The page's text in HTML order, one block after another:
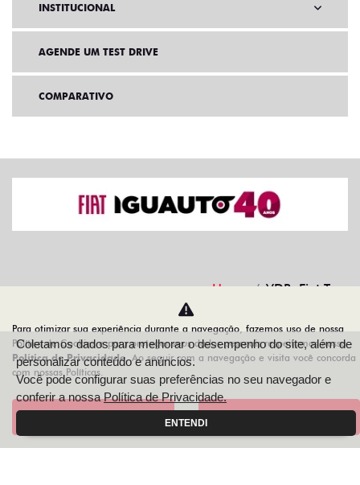
INSTITUCIONAL
AGENDE UM TEST DRIVE
COMPARATIVO
Home VDP: Fiat Toro
Desacelere. Seu bem maior é a vida.
IGUAUTO VEICULOS E PEÇAS LTDA
Para otimizar sua experiência durante a navegação, fazemos uso de nossa
Política de Cookies e para proteger seus dados pessoais respeitamos nossa
Política de Privacidade. Ao seguir com a navegação e visita você concorda
com nossas Políticas.
Coletamos dados para melhorar o desempenho do site, além de
personalizar conteúdo e anúncios.
Você pode configurar suas preferências no seu navegador e
conferir a nossaPolítica de Privacidade.
ENTENDI